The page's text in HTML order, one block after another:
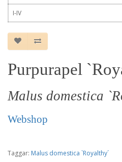
I-IV
Purpurapel
Malus domestica
Webshop
Taggar: Malus domestica `Royalthy´